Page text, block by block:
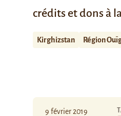
crédits et dons à
Kirghizstan Région
9 février 2019